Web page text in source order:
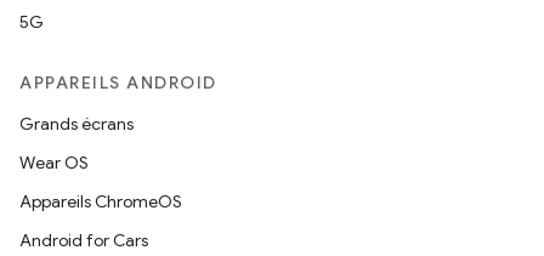
5G
APPAREILS ANDROID
Grands écrans
Wear OS
Appareils ChromeOS
Android for Cars